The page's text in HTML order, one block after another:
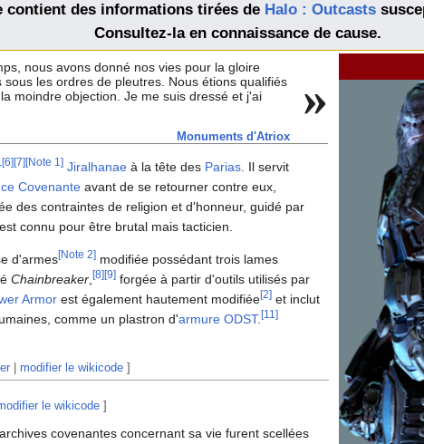
contient des informations tirées de Halo : Outcasts
Consultez-la en connaissance de cause.
nous avons donné nos vies pour la gloire
sous les ordres de pleutres. Nous étions qualifiés
moindre objection. Je me suis dressé et j'ai
Monuments d'Atriox
»
[6] [7] [Note 1 ] Jiralhanae à la tête des Parias . Il servit
Covenante avant de se retourner contre eux,
des contraintes de religion et d'honneur, guidé par
connu pour être brutal mais tacticien.
d'armes[Note 2] modifiée possédant trois lames
Chainbreaker [8] [9] forgée à partir d'outils utilisés par
Armor est également hautement modifiée[2] et inclut
comme un plastron d'armure ODST. [11 ]
|modifier le wikicode ]
le wikicode ]
covenantes concernant sa vie furent scellées